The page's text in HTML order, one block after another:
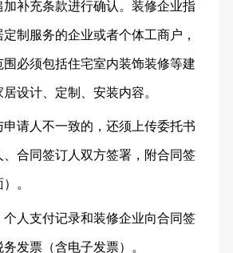
补充条款进行确认。装修企业指
制服务的企业或者个体工商户，
必须包括住宅室内装饰装修等建
设计、定制、安装内容。
请人不一致的，还须上传委托书
、合同签订人双方签署，附合同签
。
个人支付记录和装修企业向合同签
发票（含电子发票）。